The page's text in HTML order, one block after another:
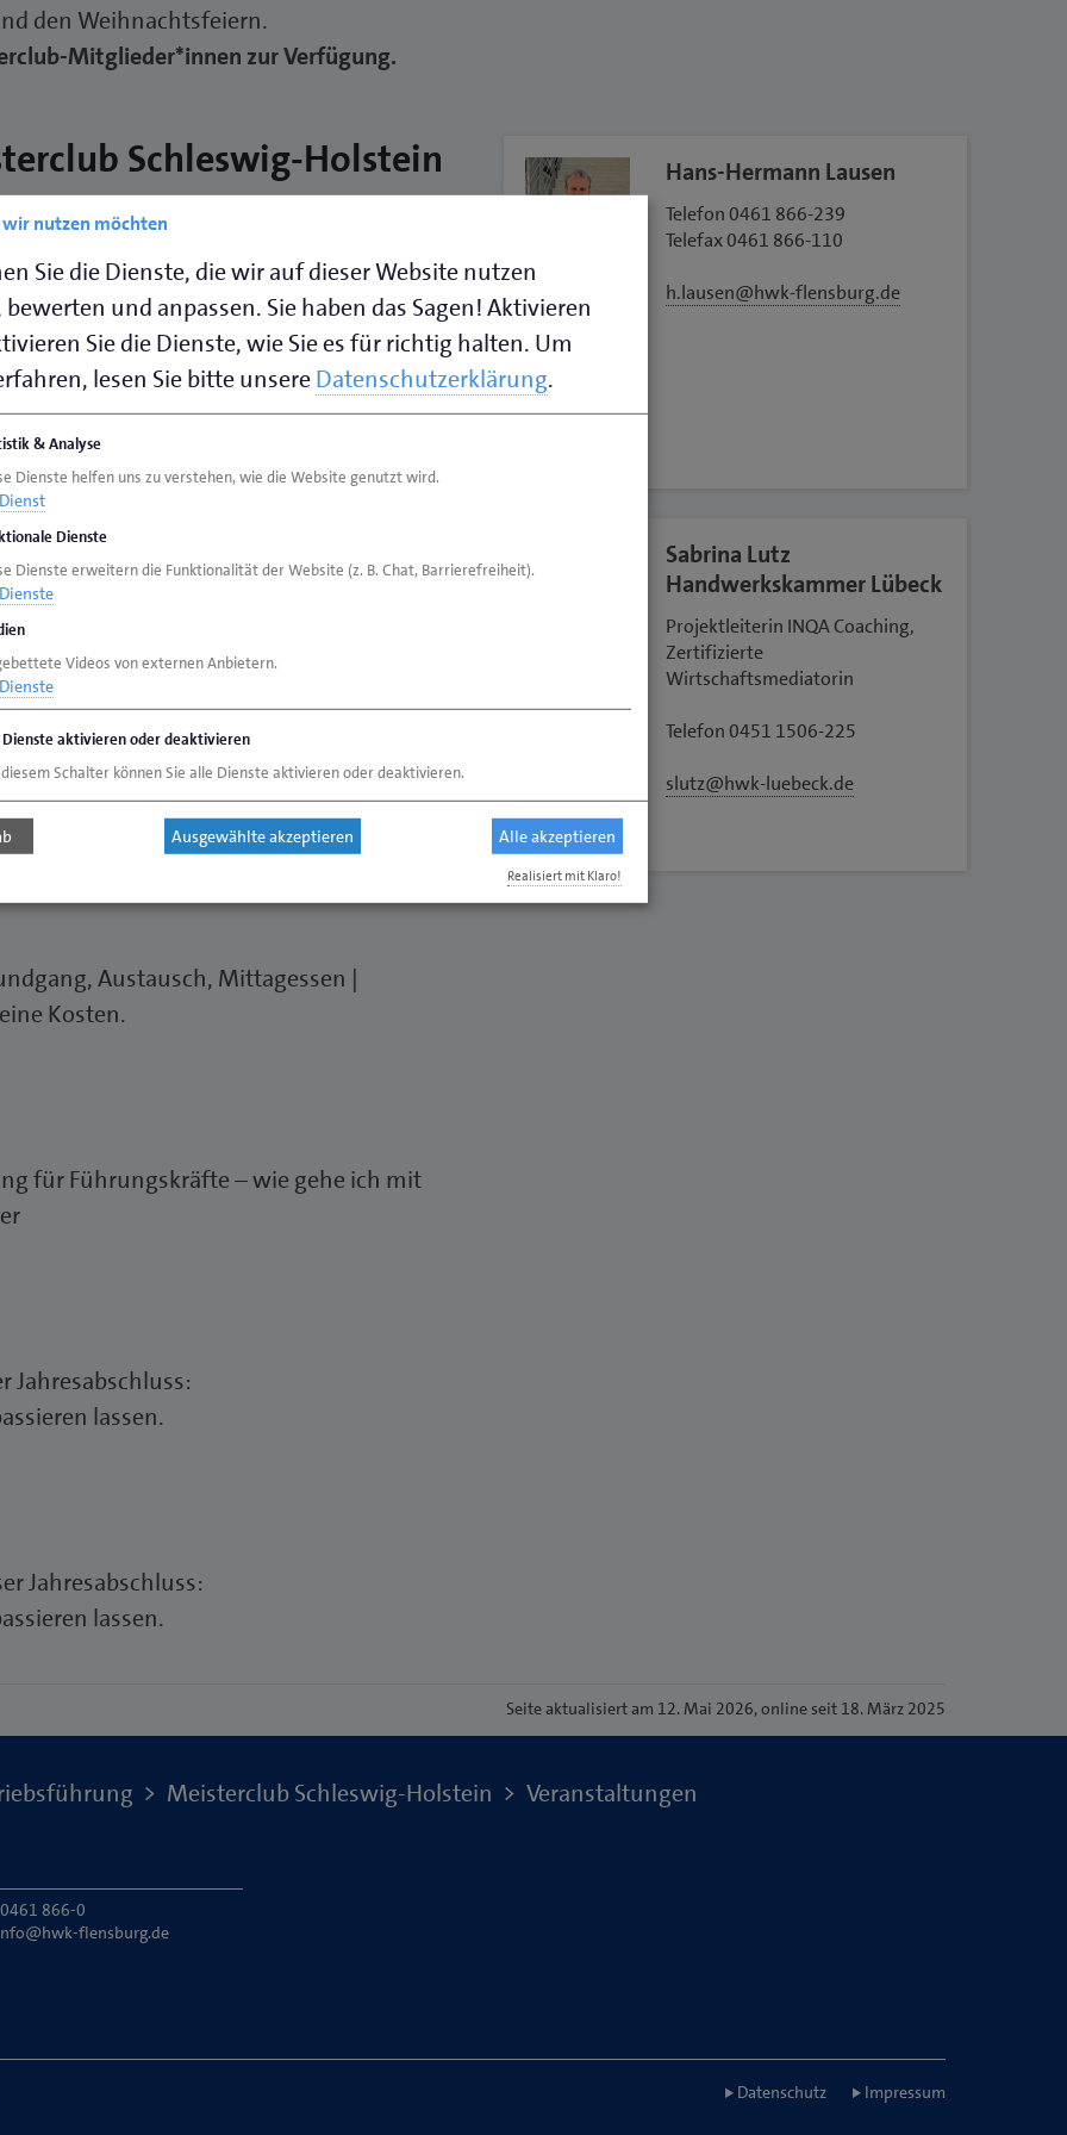
den Weihnachtsfeiern.
Mitglieder*innen zur Verfügung.
Schleswig-Holstein
für den Betriebsalltag oder einfach
Handwerk: Unsere Veranstaltungen
einzeln aufgelistet.
der Ausbildungsqualität Sinn macht –
kann. Betriebsbesuch bei Verlaat
oder -gründung.
in Rendsburg
Austausch, Mittagessen |
Kosten.
für Führungskräfte – wie gehe ich mit
Jahresabschluss:
lassen.
Jahresabschluss:
lassen.
Hans-Hermann Lausen
Telefon 0461 866-239
Telefax 0461 866-110
h.lausen@hwk-flensburg.de
Sabrina Lutz
Handwerkskammer Lübeck
Projektleiterin INQA Coaching,
Zertifizierte
Wirtschaftsmediatorin
Telefon 0451 1506-225
slutz@hwk-luebeck.de
Seiteaktualisiert am 12. Mai 2026, online seit 18. März 2025
Meisterclub Schleswig-Holstein Veranstaltungen
866-0
flensburg.de
Datenschutz Impressum
nutzen möchten
Sie die Dienste, die wir auf dieser Website nutzen
und anpassen. Sie haben das Sagen! Aktivieren
Sie die Dienste, wie Sie es für richtig halten. Um
lesen Sie bitte unsereDatenschutzerklärung.
& Analyse
Dienste helfen uns zu verstehen, wie die Website genutzt wird.
Dienst
Dienste
Dienste erweitern die Funktionalität der Website (z. B. Chat, Barrierefreiheit).
Dienste
Videos von externen Anbietern.
Dienste
Dienste aktivieren oder deaktivieren
Schalter können Sie alle Dienste aktivieren oder deaktivieren.
Ausgewählte akzeptieren Alle akzeptieren
Realisiert mit Klaro!